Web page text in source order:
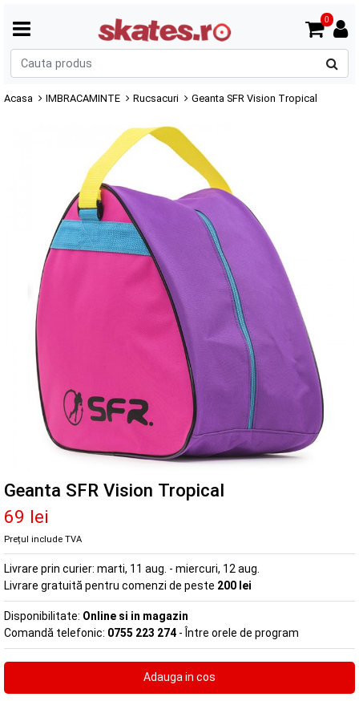
0
Acasa IMBRACAMINTE Rucsacuri Geanta SFR Vision Tropical
Geanta SFR Vision Tropical
69 lei
Prețul include TVA
Livrare prin curier: marti, 11 aug. - miercuri, 12 aug.
Livrare gratuită pentru comenzi de peste 200 lei
Disponibilitate: Online si in magazin
Comandă telefonic: 0755 223 274 - Între orele de program